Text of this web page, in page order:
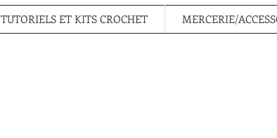
TUTORIELS ET KITS CROCHET MERCERIE/